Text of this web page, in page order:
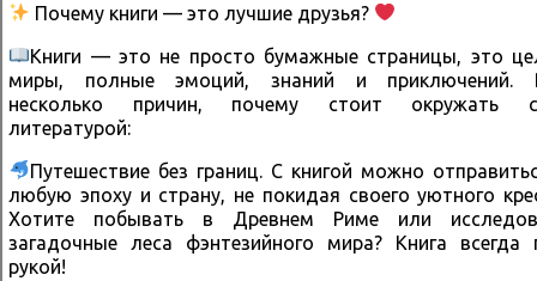
Почему книги — это лучшие друзья?
Книги — это не просто бумажные страницы, это
миры, полные эмоций, знаний и приключений.
несколько причин, почему стоит окружать
литературой:
Путешествие без границ. С книгой можно
любую эпоху и страну, не покидая своего уютного
Хотите побывать в Древнем Риме или
загадочные леса фэнтезийного мира? Книга всегда
рукой!